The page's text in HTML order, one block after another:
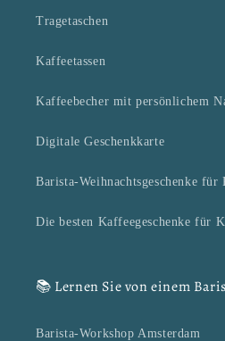
Tragetaschen
Kaffeetassen
Kaffeebecher mit persönlichem
Digitale Geschenkkarte
Barista-Weihnachtsgeschenke für
Die besten Kaffeegeschenke für
📚 Lernen Sie von einem
Barista-Workshop Amsterdam